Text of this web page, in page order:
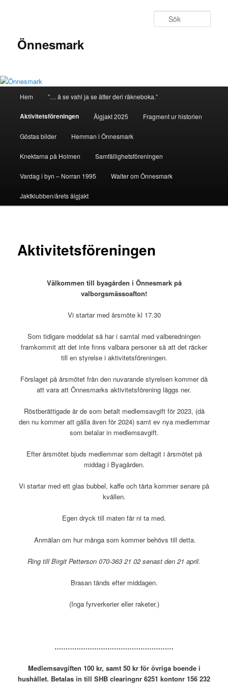
Önnesmark
Hoppa
till
huvudinnehåll
Hem ”… å se vahl ja se ätter deri räkneboka.”
Aktivitetsföreningen Älgjakt 2025 Fragment ur historien
Göstas bilder Hemman i Önnesmark
Knektarna på Holmen Samfällighetsföreningen
Vardag i byn – Norran 1995 Walter om Önnesmark
Jaktklubben/årets älgjakt
Aktivitetsföreningen
Välkommen till byagården i Önnesmark på
valborgsmässoafton!
Vi startar med årsmöte kl 17.30
Som tidigare meddelat så har i samtal med valberedningen
framkommit att det inte finns valbara personer så att det räcker
till en styrelse i aktivitetsföreningen.
Förslaget på årsmötet från den nuvarande styrelsen kommer då
att vara att Önnesmarks aktivitetsförening läggs ner.
Röstberättigade är de som betalt medlemsavgift för 2023, (då
den nu kommer att gälla även för 2024) samt ev nya medlemmar
som betalar in medlemsavgift.
Efter årsmötet bjuds medlemmar som deltagit i årsmötet på
middag i Byagården.
Vi startar med ett glas bubbel, kaffe och tårta kommer senare på
kvällen.
Egen dryck till maten får ni ta med.
Anmälan om hur många som kommer behövs till detta.
Ring till Birgit Petterson 070-363 21 02 senast den 21 april.
Brasan tänds efter middagen.
(Inga fyrverkerier eller raketer.)
………………………………………………
Medlemsavgiften 100 kr, samt 50 kr för övriga boende i
hushållet. Betalas in till SHB clearingnr 6251 kontonr 156 232